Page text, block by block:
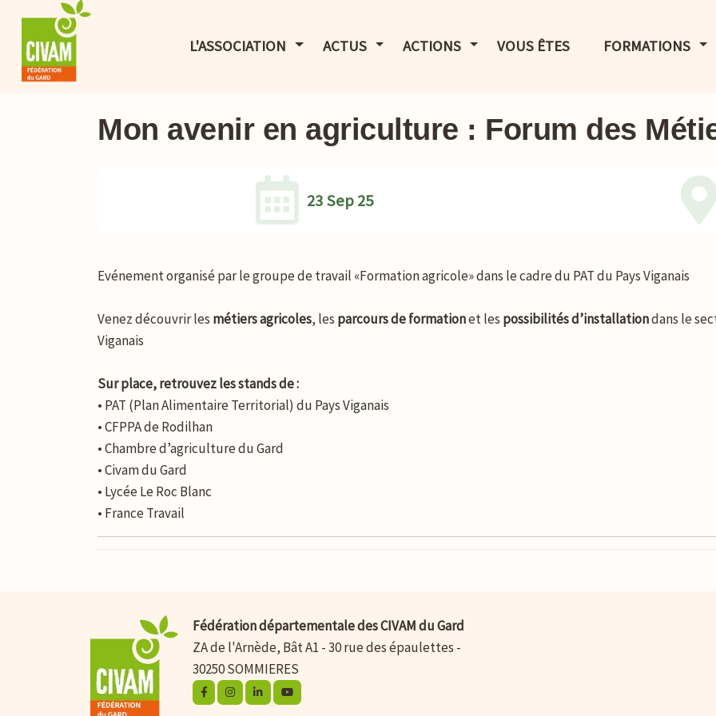
L'ASSOCIATION AFFICHER LE MENU
ACTUS AFFICHER LE MENU
ACTIONS AFFICHER LE MENU
VOUS ÊTES FORMATIONS
Mon avenir en agriculture : Forum des
23 Sep 25
Evénement organisé par le groupe de travail «Formation agricole» dans le cadre du PAT du Pays Viganais
Venez découvrir les métiers agricoles, les parcours de formationet les possibilités d’installationdans le
Viganais
Sur place, retrouvez les stands de :
• PAT (Plan Alimentaire Territorial) du Pays Viganais
• CFPPA de Rodilhan
• Chambre d’agriculture du Gard
• Civam du Gard
• Lycée Le Roc Blanc
• France Travail
Fédération départementale des CIVAM du Gard
ZA de l'Arnède, Bât A1 - 30 rue des épaulettes -
30250 SOMMIERES